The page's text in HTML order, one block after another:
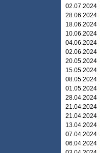
02.07.2024
28.06.2024
18.06.2024
10.06.2024
04.06.2024
02.06.2024
20.05.2024
15.05.2024
08.05.2024
01.05.2024
28.04.2024
21.04.2024
21.04.2024
13.04.2024
07.04.2024
06.04.2024